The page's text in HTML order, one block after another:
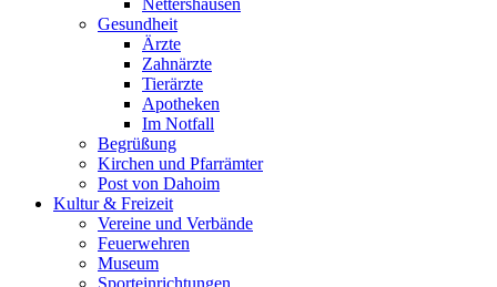
Nettershausen
Gesundheit
Ärzte
Zahnärzte
Tierärzte
Apotheken
Im Notfall
Begrüßung
Kirchen und Pfarrämter
Post von Dahoim
Kultur & Freizeit
Vereine und Verbände
Feuerwehren
Museum
Sporteinrichtungen